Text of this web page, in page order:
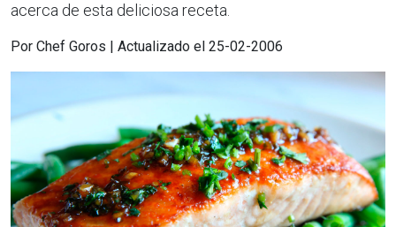
acerca de esta deliciosa receta.
Por Chef Goros | Actualizado el 25-02-2006